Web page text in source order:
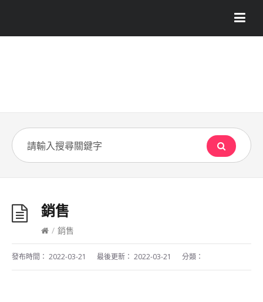
銷售
/ 銷售
發布時間： 2022-03-21 最後更新： 2022-03-21 分類：